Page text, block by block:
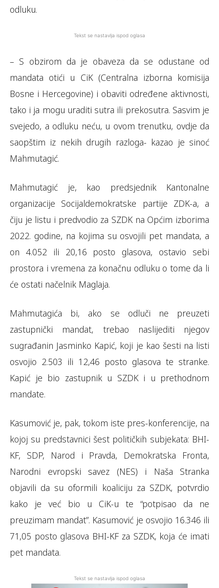
odluku.
Tekst se nastavlja ispod oglasa
– S obzirom da je obaveza da se odustane od
mandata otići u CiK (Centralna izborna komisija
Bosne i Hercegovine) i obaviti određene aktivnosti,
tako i ja mogu uraditi sutra ili prekosutra. Sasvim je
svejedo, a odluku neću, u ovom trenutku, ovdje da
saopštim iz nekih drugih razloga- kazao je sinoć
Mahmutagić.
Mahmutagić je, kao predsjednik Kantonalne
organizacije Socijaldemokratske partije ZDK-a, a
čiju je listu i predvodio za SZDK na Općim izborima
2022. godine, na kojima su osvojili pet mandata, a
on 4.052 ili 20,16 posto glasova, ostavio sebi
prostora i vremena za konačnu odluku o tome da li
će ostati načelnik Maglaja.
Mahmutagića bi, ako se odluči ne preuzeti
zastupnički mandat, trebao naslijediti njegov
sugrađanin Jasminko Kapić, koji je kao šesti na listi
osvojio 2.503 ili 12,46 posto glasova te stranke.
Kapić je bio zastupnik u SZDK i u prethodnom
mandate.
Kasumović je, pak, tokom iste pres-konferencije, na
kojoj su predstavnici šest političkih subjekata: BHI-
KF, SDP, Narod i Pravda, Demokratska Fronta,
Narodni evropski savez (NES) i Naša Stranka
objavili da su oformili koaliciju za SZDK, potvrdio
kako je već bio u CiK-u te “potpisao da ne
preuzimam mandat”. Kasumović je osvojio 16.346 ili
71,05 posto glasova BHI-KF za SZDK, koja će imati
pet mandata.
Tekst se nastavlja ispod oglasa